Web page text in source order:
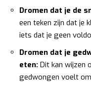
Dromen dat je de
een teken zijn dat je
iets dat je geen
Dromen dat je
eten: Dit kan wijzen
gedwongen voelt